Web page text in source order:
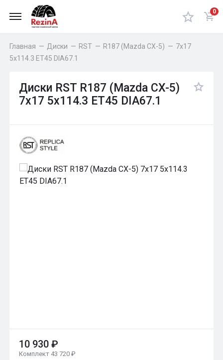
0
Главная — Диски — RST — R187 (Mazda CX-5) — 7x17
5x114.3 ET45 DIA67.1
Диски RST R187 (Mazda CX-5)
7x17 5x114.3 ET45 DIA67.1
10 930 ₽
Комплект 43 720 ₽